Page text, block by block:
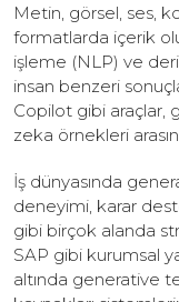
Metin, görsel, ses,
formatlarda içerik
işleme (NLP) ve
insan benzeri
Copilot gibi araçlar,
zeka örnekleri
İş dünyasında
deneyimi, karar
gibi birçok alanda
SAP gibi kurumsal
altında generative